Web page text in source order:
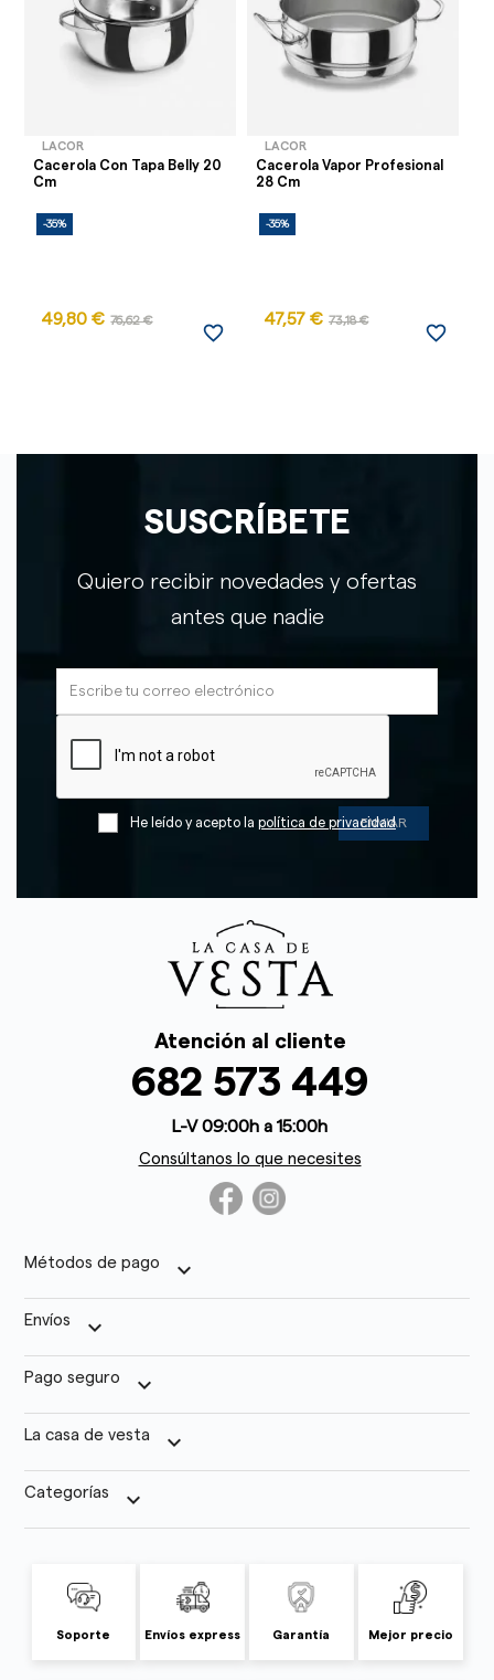
LACOR
Cacerola Con Tapa Belly 20
Cm
-35%
49,80 € 76,62 €
favorite_border
LACOR
Cacerola Vapor Profesional
28 Cm
-35%
47,57 € 73,18 €
favorite_border
SUSCRÍBETE
Quiero recibir novedades y ofertas
antes que nadie
He leído y acepto la política de privacidad
Atención al cliente
682 573 449
L-V 09:00h a 15:00h
Consúltanos lo que necesites
Métodos de pago keyboard_arrow_down
Envíos keyboard_arrow_down
Pago seguro keyboard_arrow_down
La casa de vesta keyboard_arrow_down
Categorías keyboard_arrow_down
Soporte Envíos express Garantía Mejor precio